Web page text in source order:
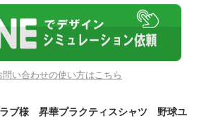
問い合わせの使い方はこちら
ラブ様 昇華プラクティスシャツ 野球ユ